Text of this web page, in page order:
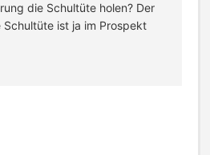
die Schultüte holen? Der
ist ja im Prospekt